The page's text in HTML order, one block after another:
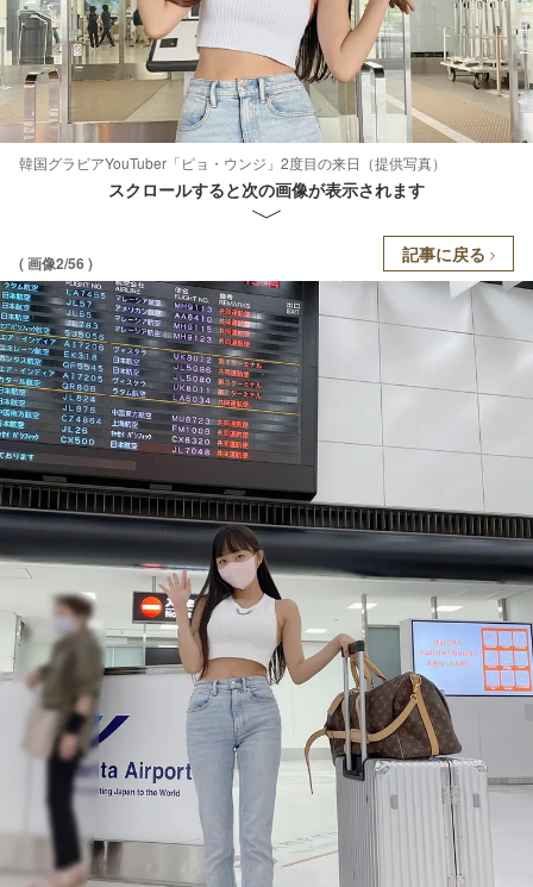
韓国グラビアYouTuber「ピョ・ウンジ」2度目の来日（提供写真）
スクロールすると次の画像が表示されます
( 画像2/56 ) 記事に戻る